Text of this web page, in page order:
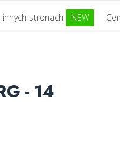
stronach NEW
- 14